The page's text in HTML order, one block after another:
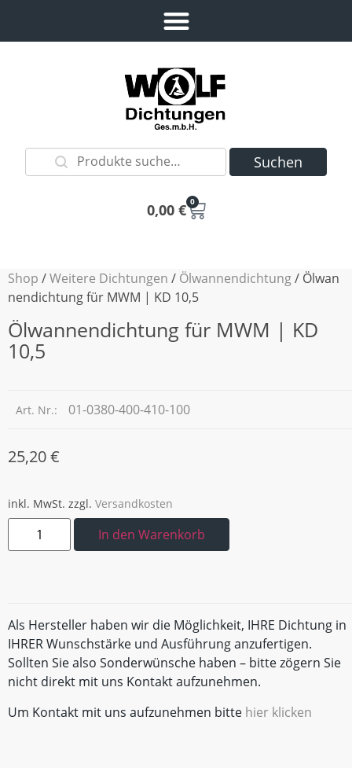
Suchen
0,00 € 0
Shop /Weitere Dichtungen / Ölwannendichtung/ Ölwan
nendichtung für MWM | KD 10,5
Ölwannendichtung für MWM | KD
10,5
Art. Nr.: 01-0380-400-410-100
25,20€
inkl. MwSt. zzgl. Versandkosten
In den Warenkorb
Als Hersteller haben wir die Möglichkeit, IHRE Dichtung in
IHRER Wunschstärke und Ausführung anzufertigen.
Sollten Sie also Sonderwünsche haben – bitte zögern Sie
nicht direkt mit uns Kontakt aufzunehmen.
Um Kontakt mit uns aufzunehmen bitte hier klicken